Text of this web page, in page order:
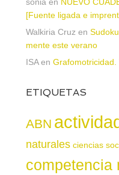
[Fuente ligada e
Walkiria Cruz en
mente este verano
ISAen Grafomotricidad.
ETIQUETAS
ABN
naturales ciencias
competencia